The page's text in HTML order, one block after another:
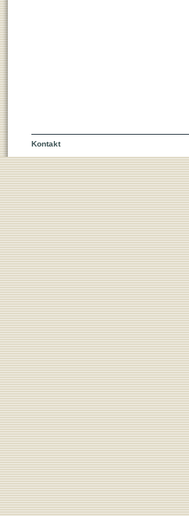
Kontakt